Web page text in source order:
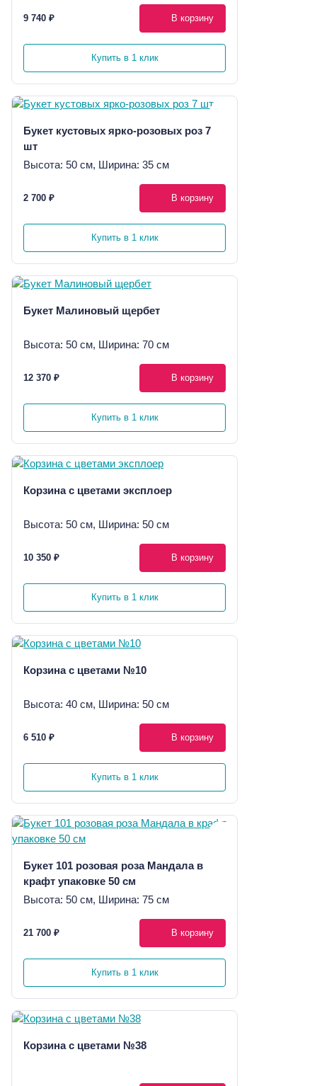
9 740 ₽ В корзину
Купить в 1 клик
Букет кустовых ярко-розовых роз 7
шт
Высота: 50 см, Ширина: 35 см
2 700 ₽ В корзину
Купить в 1 клик
Букет Малиновый щербет
Высота: 50 см, Ширина: 70 см
12 370 ₽ В корзину
Купить в 1 клик
Корзина с цветами эксплоер
Высота: 50 см, Ширина: 50 см
10 350 ₽ В корзину
Купить в 1 клик
Корзина с цветами №10
Высота: 40 см, Ширина: 50 см
6 510 ₽ В корзину
Купить в 1 клик
Букет 101 розовая роза Мандала в
крафт упаковке 50 см
Высота: 50 см, Ширина: 75 см
21 700 ₽ В корзину
Купить в 1 клик
Корзина с цветами №38